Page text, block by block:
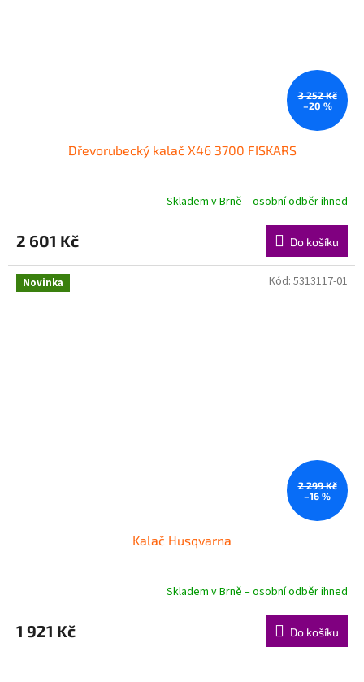
3 252 Kč
–20 %
Dřevorubecký kalač X46 3700 FISKARS
Skladem v Brně – osobní odběr ihned
2 601 Kč Do košíku
Novinka
2 299 Kč
–16 %
Kalač Husqvarna
Skladem v Brně – osobní odběr ihned
1 921 Kč Do košíku
Kód: 5313117-01